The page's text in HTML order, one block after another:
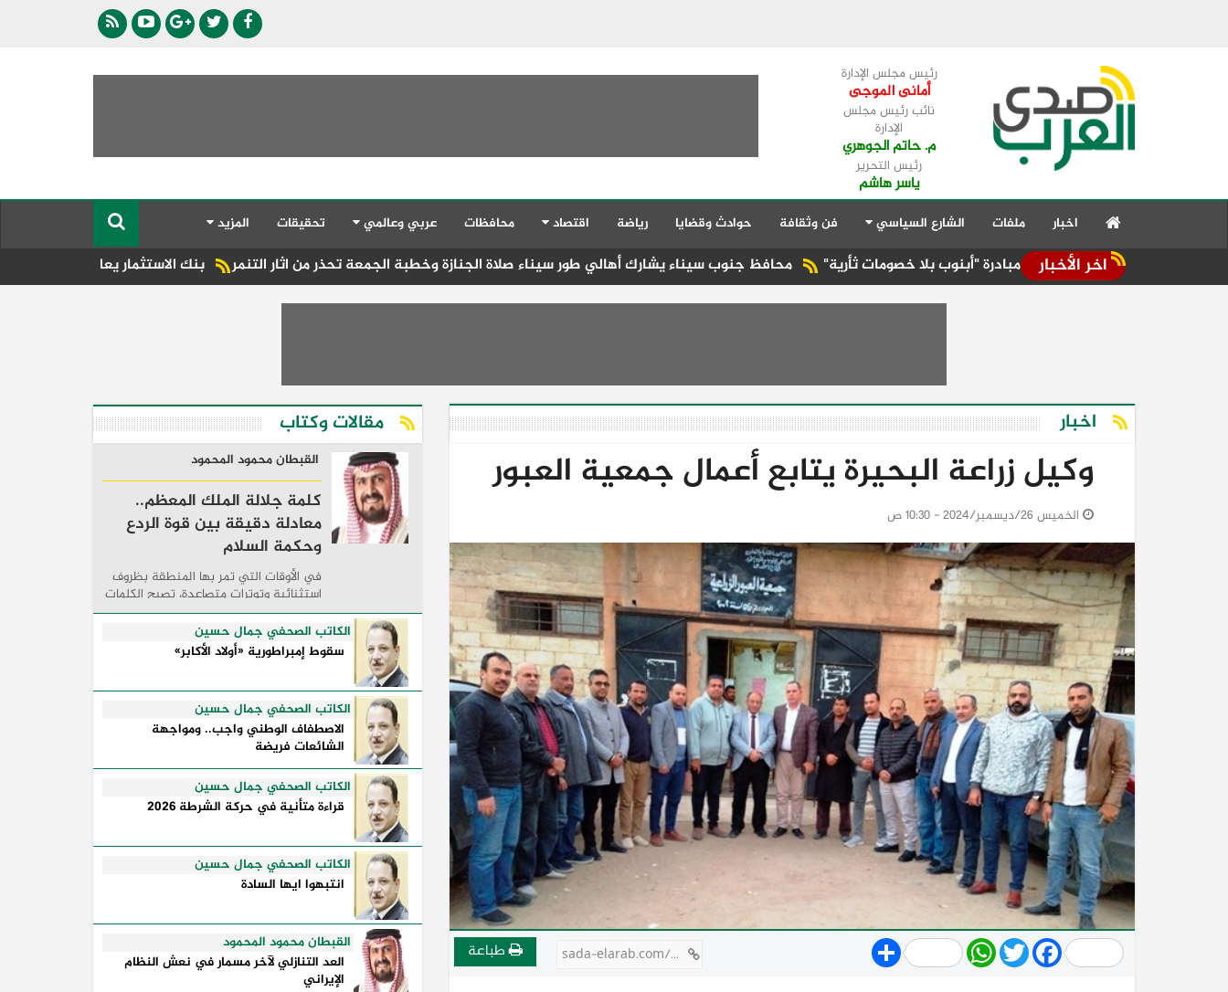
رئيس مجلس الإدارة
أمانى الموجى
نائب رئيس مجلس
الإدارة
م. حاتم الجوهري
رئيس التحرير
ياسر هاشم
اخبار ملفات الشارع السياسي فن وثقافة حوادث وقضايا رياضة اقتصاد محافظات عربي وعالمي تحقيقات المزيد
اخر الأخبار بنك الاستثمار يعلن نتائج قوية للنصف الأول من عام 2026 بنمو 61% في الربح قبل محافظ جنوب سيناء يشارك أهالي طور سيناء صلاة الجنازة وخطبة الجمعة تحذر من اثار التنمر لإطلاق مبادرة "أبنوب بلا خصومات ثأرية"
اخبار
وكيل زراعة البحيرة يتابع أعمال جمعية العبور
الخميس 26/ديسمبر/2024 - 10:30 ص
Share WhatsApp
TwitterFacebook طباعة sada-elarab.com/748532
مقالات وكتاب
القبطان محمود المحمود
كلمة جلالة الملك المعظم..
معادلة دقيقة بين قوة الردع
وحكمة السلام
في الأوقات التي تمر بها المنطقة بظروف
استثنائية وتوترات متصاعدة، تصبح الكلمات
السياسية أكثر من مجرد مواقف معلنة؛ فهي
تكشف طريقة تفكير الدول، وكيفية إدارتها
للأزمات، والحدود التي تفصل بين القوة ...
الكاتب الصحفي جمال حسين
سقوط إمبراطورية «أولاد الأكابر»
الكاتب الصحفي جمال حسين
الاصطفاف الوطني واجب.. ومواجهة
الشائعات فريضة
الكاتب الصحفي جمال حسين
قراءة متأنية في حركة الشرطة 2026
الكاتب الصحفي جمال حسين
انتبهوا ايها السادة
القبطان محمود المحمود
العد التنازلي لآخر مسمار في نعش النظام
الإيراني